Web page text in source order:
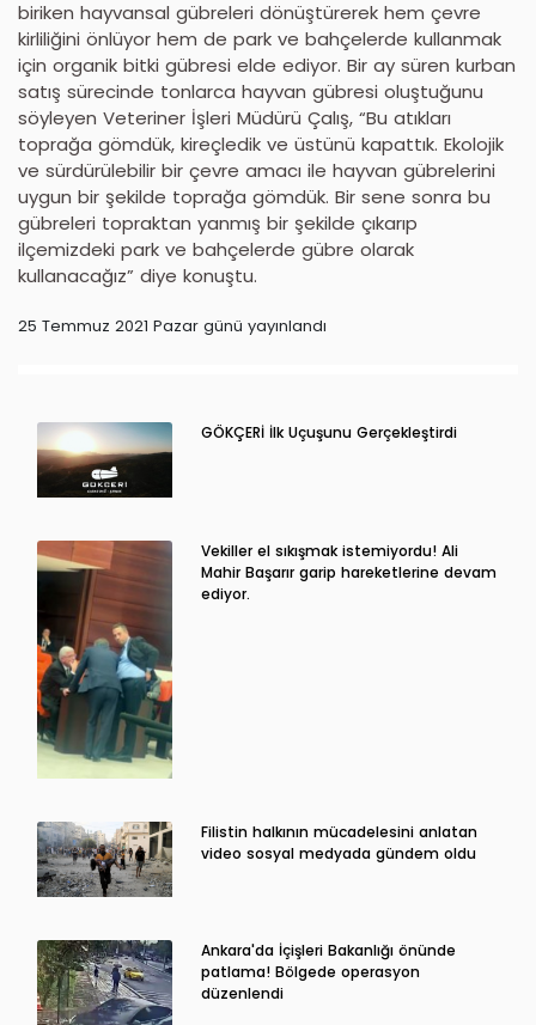
biriken hayvansal gübreleri dönüştürerek hem çevre
kirliliğini önlüyor hem de park ve bahçelerde kullanmak
için organik bitki gübresi elde ediyor. Bir ay süren kurban
satış sürecinde tonlarca hayvan gübresi oluştuğunu
söyleyen Veteriner İşleri Müdürü Çalış, “Bu atıkları
toprağa gömdük, kireçledik ve üstünü kapattık. Ekolojik
ve sürdürülebilir bir çevre amacı ile hayvan gübrelerini
uygun bir şekilde toprağa gömdük. Bir sene sonra bu
gübreleri topraktan yanmış bir şekilde çıkarıp
ilçemizdeki park ve bahçelerde gübre olarak
kullanacağız” diye konuştu.
25 Temmuz 2021 Pazar günü yayınlandı
GÖKÇERİ İlk Uçuşunu Gerçekleştirdi
Vekiller el sıkışmak istemiyordu! Ali
Mahir Başarır garip hareketlerine devam
ediyor.
Filistin halkının mücadelesini anlatan
video sosyal medyada gündem oldu
Ankara'da İçişleri Bakanlığı önünde
patlama! Bölgede operasyon
düzenlendi